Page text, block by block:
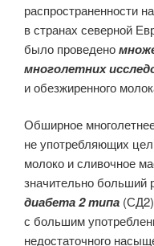
распространенности
в странах северной
было проведено
многолетних
и обезжиренного
Обширное
не употребляющих
молоко и сливочное
значительно больший
диабета 2 типа
с большим
недостаточного